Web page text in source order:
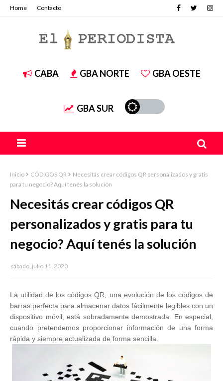
Home Contacto
CABA GBA NORTE GBA OESTE
GBA SUR
Inicio CÓDIGOS QR
Necesitás crear códigos QR personalizados y gratis
para tu negocio? Aquí tenés la solución
Necesitás crear códigos QR
personalizados y gratis para tu
negocio? Aquí tenés la solución
sábado, julio 11, 2020
La utilidad de los códigos QR, una evolución de los códigos de
barras perfecta para almacenar datos fácilmente legibles con un
dispositivo móvil, está sobradamente demostrada. En especial,
cuando pretendemos proporcionar información de una forma
rápida y siempre actualizada de forma sencilla.